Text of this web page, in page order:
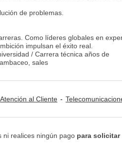
de problemas.
Como líderes globales en
impulsan el éxito real.
/ Carrera técnica años de
sales
Atención al Cliente
ni realices ningún pago para solicitar